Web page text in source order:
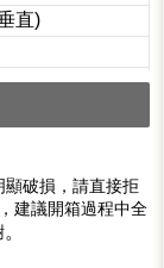
直)
破損，請直接拒
建議開箱過程中全
。